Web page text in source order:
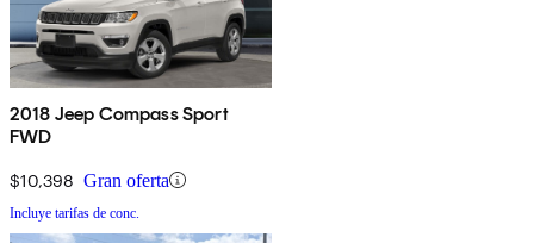
2018 Jeep Compass Sport
FWD
$10,398 Gran oferta
Incluye tarifas de conc.